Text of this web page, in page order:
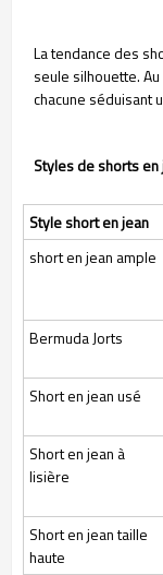
La tendance des
seule silhouette.
chacune séduisant
Styles de shorts
Style short en jean
short en jean ample
Bermuda Jorts
Short en jean usé
Short en jean à
lisière
Short en jean taille
haute